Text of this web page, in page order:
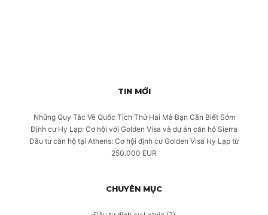
TIN MỚI
Những Quy Tắc Về Quốc Tịch Thứ Hai Mà Bạn Cần Biết Sớm
Định cư Hy Lạp: Cơ hội với Golden Visa và dự án căn hộ Sierra
Đầu tư căn hộ tại Athens: Cơ hội định cư Golden Visa Hy Lạp từ
250.000 EUR
CHUYÊN MỤC